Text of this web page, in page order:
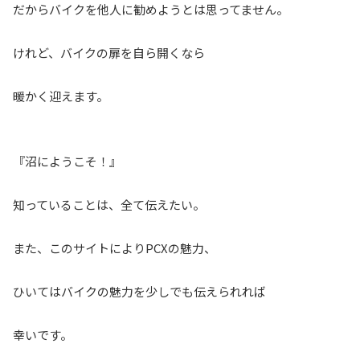
だからバイクを他人に勧めようとは思ってません。
けれど、バイクの扉を自ら開くなら
暖かく迎えます。
『沼にようこそ！』
知っていることは、全て伝えたい。
また、このサイトによりPCXの魅力、
ひいてはバイクの魅力を少しでも伝えられれば
幸いです。